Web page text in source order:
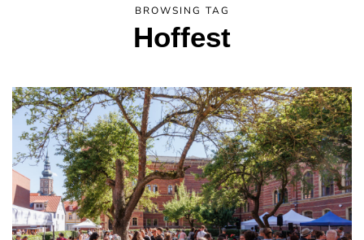
BROWSING TAG
Hoffest